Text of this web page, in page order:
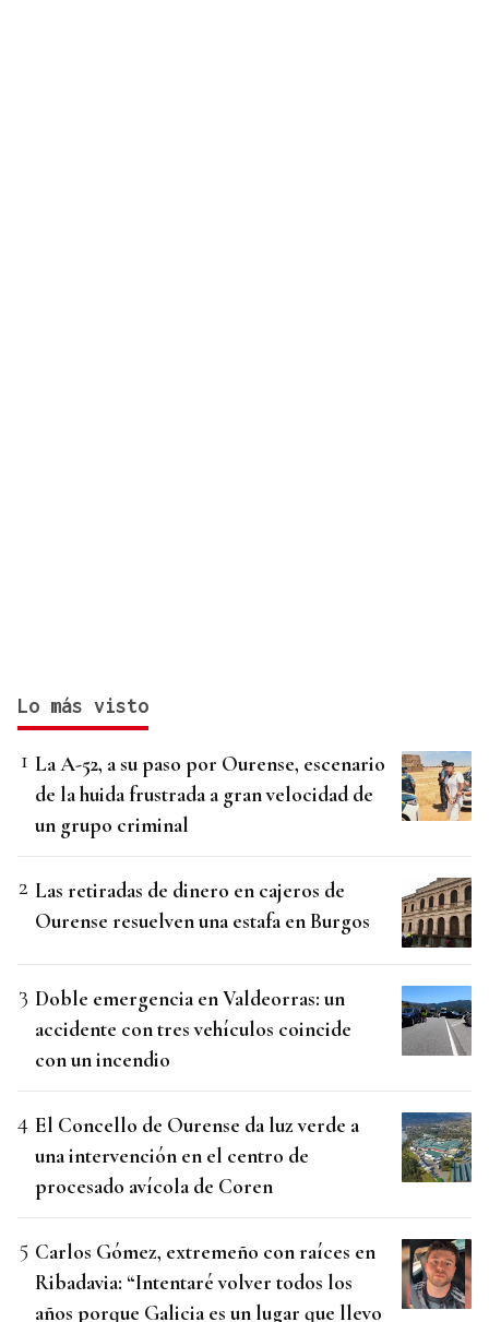
Lo más visto
La A-52, a su paso por Ourense, escenario
de la huida frustrada a gran velocidad de
un grupo criminal
Las retiradas de dinero en cajeros de
Ourense resuelven una estafa en Burgos
Doble emergencia en Valdeorras: un
accidente con tres vehículos coincide
con un incendio
El Concello de Ourense da luz verde a
una intervención en el centro de
procesado avícola de Coren
Carlos Gómez, extremeño con raíces en
Ribadavia: “Intentaré volver todos los
años porque Galicia es un lugar que llevo